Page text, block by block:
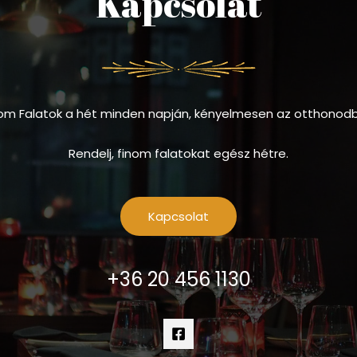
Falatok a hét minden napján, kényelmesen az
Rendelj, finom falatokat egész hétre.
Kapcsolat
+36 20 456 1130